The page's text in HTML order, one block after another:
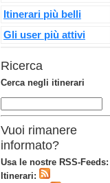
Itinerari più belli
Gli user più attivi
Ricerca
Cerca negli itinerari
Vuoi rimanere
informato?
Usa le nostre RSS-Feeds:
Itinerari: